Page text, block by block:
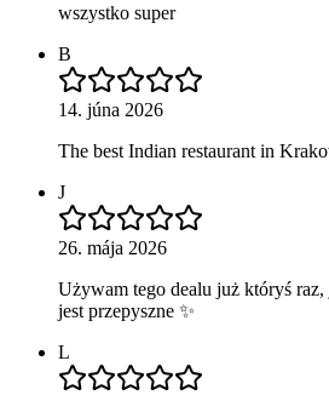
wszystko super
B
14. júna 2026
The best Indian restaurant in
J
26. mája 2026
Używam tego dealu już któryś raz,
jest przepyszne ✨
L